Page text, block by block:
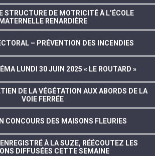
STRUCTURE DE MOTRICITÉ À L’ÉCOLE
MATERNELLE RENARDIÈRE
– PRÉVENTION DES INCENDIES
LUNDI 30 JUIN 2025 « LE ROUTARD »
DE LA VÉGÉTATION AUX ABORDS DE LA
VOIE FERRÉE
CONCOURS DES MAISONS FLEURIES
À LA SUZE, RÉÉCOUTEZ LES
DIFFUSÉES CETTE SEMAINE